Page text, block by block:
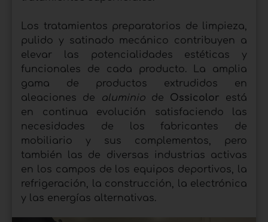
Los tratamientos preparatorios de limpieza,
pulido y satinado mecánico contribuyen a
elevar las potencialidades estéticas y
funcionales de cada producto. La amplia
gama de productos extrudidos en
aleaciones de
aluminio de Ossicolor está
en continua evolución satisfaciendo las
necesidades de los fabricantes de
mobiliario y sus complementos, pero
también las de diversas industrias activas
en los campos de los equipos deportivos, la
refrigeración, la construcción, la electrónica
y las energías alternativas.